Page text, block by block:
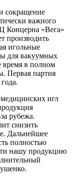
сокращение
важного
Концерна «Вега»
производить
игольные
для вакуумных
время в полном
Первая партия
медицинских игл
рубежа.
снизить
Дальнейшее
полностью
нашу продукцию